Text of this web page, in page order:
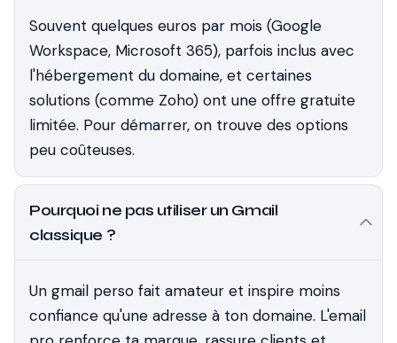
Souvent quelques euros par mois (Google
Workspace, Microsoft 365), parfois inclus avec
l'hébergement du domaine, et certaines
solutions (comme Zoho) ont une offre gratuite
limitée. Pour démarrer, on trouve des options
peu coûteuses.
Pourquoi ne pas utiliser un Gmail
classique ?
Un gmail perso fait amateur et inspire moins
confiance qu'une adresse à ton domaine. L'email